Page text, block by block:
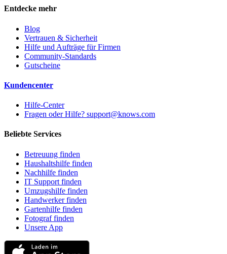
Entdecke mehr
Blog
Vertrauen & Sicherheit
Hilfe und Aufträge für Firmen
Community-Standards
Gutscheine
Kundencenter
Hilfe-Center
Fragen oder Hilfe? support@knows.com
Beliebte Services
Betreuung finden
Haushaltshilfe finden
Nachhilfe finden
IT Support finden
Umzugshilfe finden
Handwerker finden
Gartenhilfe finden
Fotograf finden
Unsere App